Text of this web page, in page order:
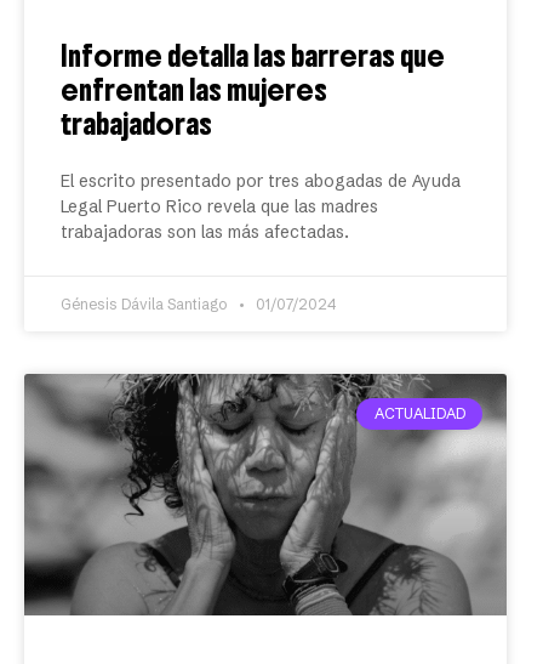
Informe detalla las barreras que
enfrentan las mujeres
trabajadoras
El escrito presentado por tres abogadas de Ayuda
Legal Puerto Rico revela que las madres
trabajadoras son las más afectadas.
Génesis Dávila Santiago 01/07/2024
ACTUALIDAD